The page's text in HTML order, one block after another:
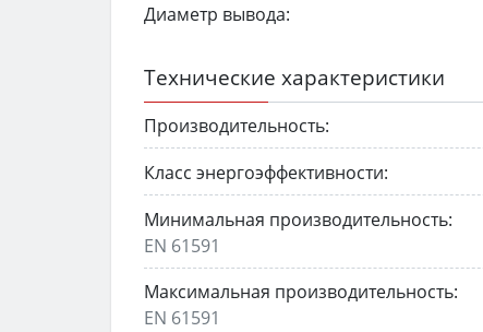
Диаметр вывода:
Технические характеристики
Производительность:
Класс энергоэффективности:
Минимальная производительность:
EN 61591
Максимальная производительность:
EN 61591